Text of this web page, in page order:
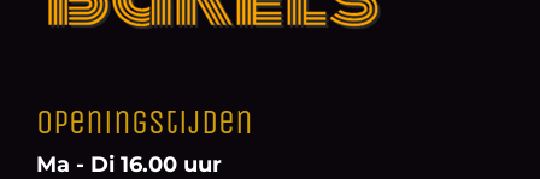
Openingstijden
Ma - Di 16.00 uur